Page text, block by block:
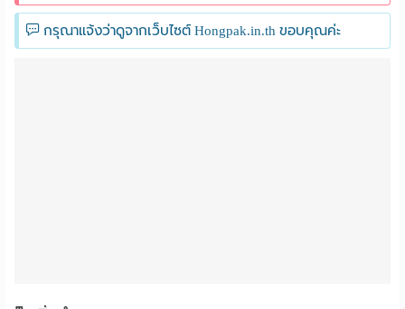
กรุณาแจ้งว่าดูจากเว็บไซต์ Hongpak.in.th ขอบคุณค่ะ